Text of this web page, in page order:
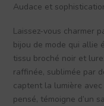
Audace et
Laissez-vous charmer
bijou de mode qui allie
tissu broché noir et
raffinée, sublimée par
captent la lumière
pensé, témoigne d’un